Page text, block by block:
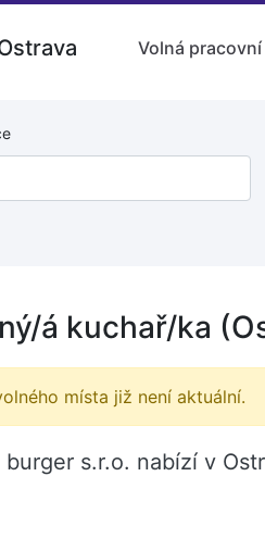
Volná
á kuchař/ka
místa již není aktuální.
burger s.r.o. nabízí v